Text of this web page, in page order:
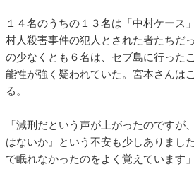
１４名のうちの１３名は「中村ケース
村人殺害事件の犯人とされた者たちだ
の少なくとも６名は、セブ島に行った
能性が強く疑われていた。宮本さんは
る。
「減刑だという声が上がったのですが
はないか』という不安も少しありまし
で眠れなかったのをよく覚えていま